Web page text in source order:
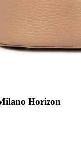
Horizon